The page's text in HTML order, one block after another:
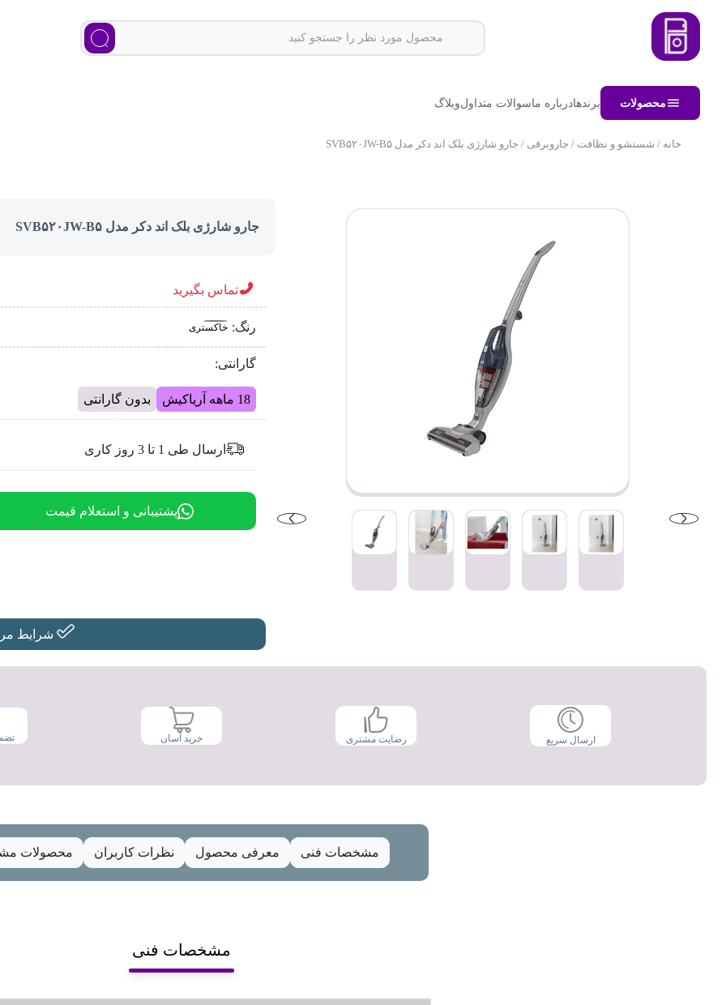
محصولات برندهادرباره ماسوالات متداولوبلاگ
خانه / شستشو و نظافت / جاروبرقی / جارو شارژی بلک اند دکر مدل SVB۵۲۰JW-B۵
جارو شارژی بلک اند دکر مدل SVB۵۲۰JW-B۵
تماس بگیرید
رنگ: خاکستری
گارانتی:
18 ماهه آریاکیش بدون گارانتی
ارسال طی 1 تا 3 روز کاری
پشتیبانی و استعلام قیمت
شرایط
ارسال سریع رضایت مشتری خرید آسان
مشخصات فنی معرفی محصول نظرات کاربران محصولات
مشخصات فنی